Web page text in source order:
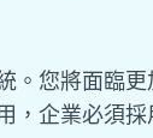
。您將面臨
，企業必須